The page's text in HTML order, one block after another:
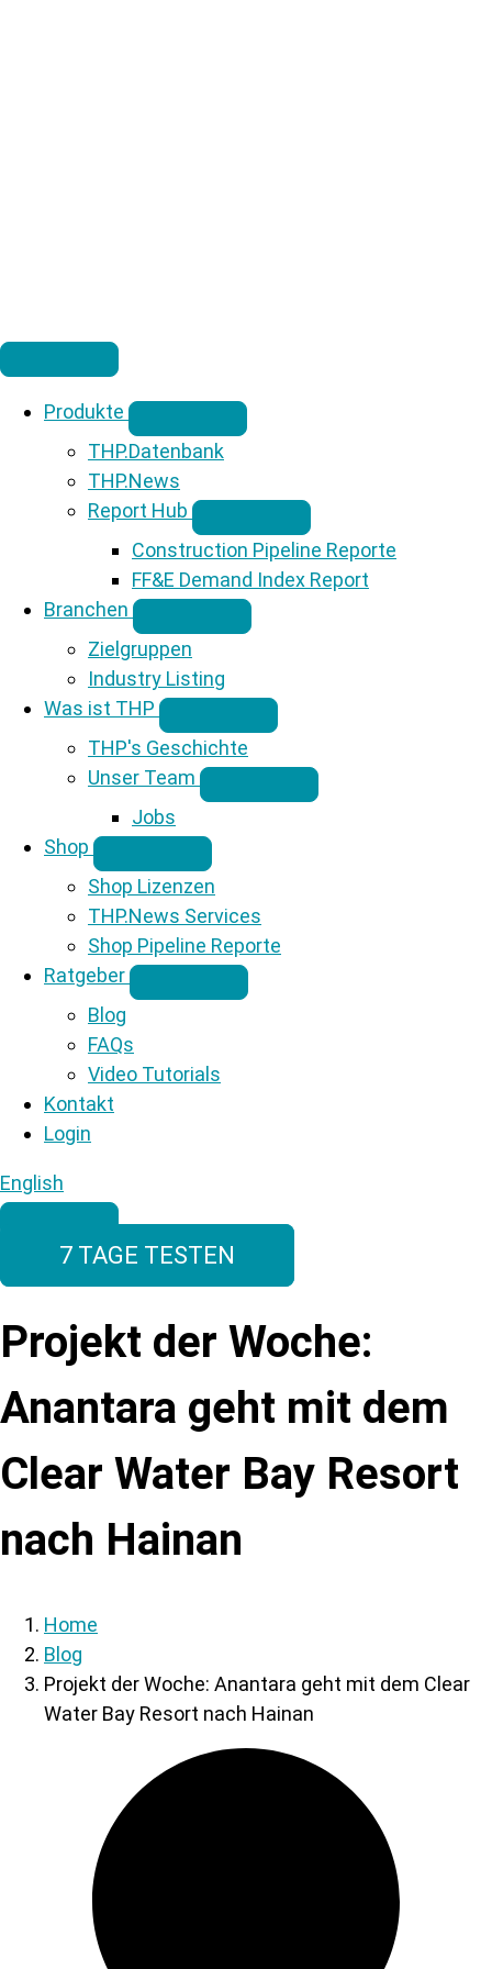
Produkte
THP.Datenbank
THP.News
Report Hub
Construction Pipeline Reporte
FF&E Demand Index Report
Branchen
Zielgruppen
Industry Listing
Was ist THP
THP's Geschichte
Unser Team
Jobs
Shop
Shop Lizenzen
THP.News Services
Shop Pipeline Reporte
Ratgeber
Blog
FAQs
Video Tutorials
Kontakt
Login
English
7 TAGE TESTEN
Projekt der Woche:
Anantara geht mit dem
Clear Water Bay Resort
nach Hainan
Home
Blog
Projekt der Woche: Anantara geht mit dem Clear
Water Bay Resort nach Hainan